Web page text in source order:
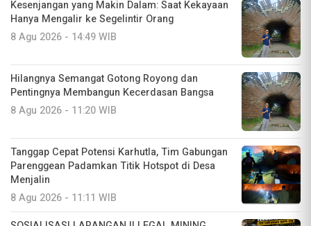
Kesenjangan yang Makin Dalam: Saat Kekayaan
Hanya Mengalir ke Segelintir Orang
8 Agu 2026 - 14:49 WIB
Hilangnya Semangat Gotong Royong dan
Pentingnya Membangun Kecerdasan Bangsa
8 Agu 2026 - 11:20 WIB
Tanggap Cepat Potensi Karhutla, Tim Gabungan
Parenggean Padamkan Titik Hotspot di Desa
Menjalin
8 Agu 2026 - 11:11 WIB